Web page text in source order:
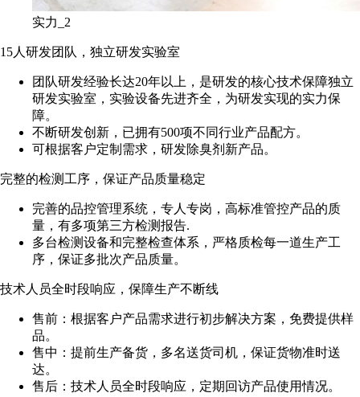
实力_2
15人研发团队，独立研发实验室
团队研发经验长达20年以上，是研发的核心技术保障独立
研发实验室，实验设备先进齐全，为研发实现的实力保
障。
不断研发创新，已拥有500项不同行业产品配方。
可根据客户定制需求，研发除臭剂新产品。
完整的检测工序，保证产品质量稳定
完善的品控管理系统，专人专岗，高标准管控产品的质
量，有多项第三方检测报告.
多台检测设备和完整检查体系，严格质检每一道生产工
序，保证多批次产品质量。
技术人员全时段响应，保障生产不断线
售前：根据客户产品需求进行初步解决方案，免费提供样
品。
售中：提前生产备货，多名送货司机，保证货物准时送
达。
售后：技术人员全时段响应，定期回访产品使用情况。